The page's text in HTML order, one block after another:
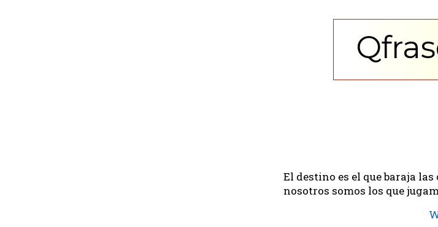
El destino es el que baraja las
nosotros somos los que